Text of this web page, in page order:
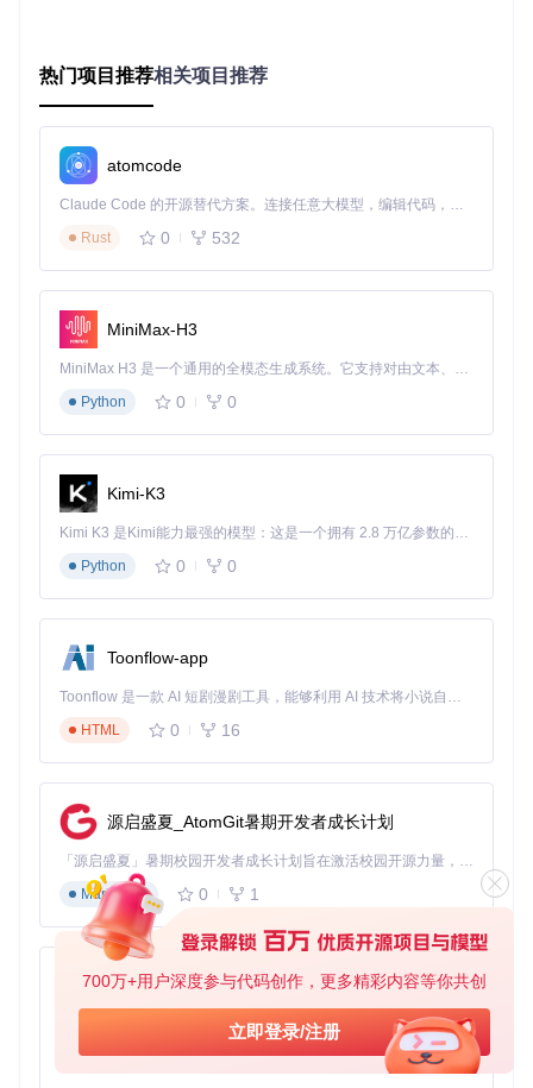
700万+用户深度参与代码创作，更多精彩内容等你共创
立即登录/注册
操作步骤：
使用GIMP选择工具框选需要修复的区域（如UFO）
导航至"滤镜" > "Resynthesizer" > "Heal selection"
调整参数：
纹理样本大小：建议100-200像素
迭代次数：3-5次（平衡质量与速度）
点击"确定"完成修复
图1：包含UFO的原始图像，AI修复前状态
纹理生成：如何创建无缝重复的图案？
应用场景：游戏素材制作、网页背景设计、3D建模纹理
技术原理：通过分析源图像的纹理特征，Resynthesizer使用
马尔可夫随机场模型生成无限延伸的纹理。该过程包括特征提
取、模式学习和随机生成三个阶段，确保生成的纹理在视觉上
与原始样本一致且无明显接缝。
操作指南
打开纹理样本图像（如石墙图片）
全选图像（Ctrl+A）并执行"滤镜" > "Resynthesizer" > "Re
synth fill pattern"
配置关键参数：
平铺选项：启用"水平平铺"和"垂直平铺"
输出大小：根据需求设置（建议不超过原始尺寸的4
倍）
图2：用于生成无缝纹理的石墙样本，AI纹理合成基础素材
图像扩展：如何突破原始图像边界？
应用场景：全景图扩展、照片补边、构图调整
技术原理：Uncrop功能通过分析图像边缘的纹理和结构特征，
使用边界扩展算法智能填充新增区域。不同于简单的拉伸或镜
像，该算法能保持场景的深度感和透视关系，尤其适用于风景
和建筑照片。
操作示例
： 以阿波罗11号地球照片为例，通过以下步骤实现
热门项目推荐相关项目推荐
atomcode
Claude Code 的开源替代方案。连接任意大模型，编辑代码，运行命令，自动验证 — 全自动执行。用 Rust 构建，极致性能。 ｜ An open-source alternative to Claude Code. Connect any LLM, edit code, run commands, and verify changes — autonomously. Built in Rust for speed. Get Started
Rust
0 532
MiniMax-H3
MiniMax H3 是一个通用的全模态生成系统。它支持对由文本、图像、视频和音频组成的多模态上下文进行统一理解，并能生成分辨率高达 2K、时长可达 15 秒的带原生立体声音频的视频。得益于面向任务泛化的系统设计，H3 在预训练阶段就已具备广泛的多模态上下文理解与生成能力，能够出色地执行复杂的多模态指令。
Python
0 0
Kimi-K3
Kimi K3 是Kimi能力最强的模型：这是一个拥有 2.8 万亿参数的混合专家（MoE）模型，具备原生视觉理解能力，并支持 100 万 token 的上下文窗口。
Python
0 0
Toonflow-app
Toonflow 是一款 AI 短剧漫剧工具，能够利用 AI 技术将小说自动转化为剧本，并结合 AI 生成的图片和视频，实现高效的短剧创作。借助 Toonflow，可以轻松完成从文字到影像的全流程，让短剧制作变得更加智能与便捷。
HTML
0 16
源启盛夏_AtomGit暑期开发者成长计划
「源启盛夏」暑期校园开发者成长计划旨在激活校园开源力量，通过积分激励、认证扶持、资源倾斜等形式，引导高校组织和开发者完成「入驻 — 建项目 — 做贡献 — 获认证 — 得资源」的完整闭环。无论你是想带领社团入驻平台的组织者，还是希望用代码贡献证明自己的开发者，都能在这里找到属于你的成长路径。
Markdown
0 1
AionUi
免费、本地、开源的 24/7 全天候 Cowork 应用，以及适用于 Gemini CLI、Claude Code、Codex、OpenCode、Qwen Code、Goose CLI、Auggie 等的 OpenClaw | 🌟 喜欢就点star吧
TypeScript
0 6